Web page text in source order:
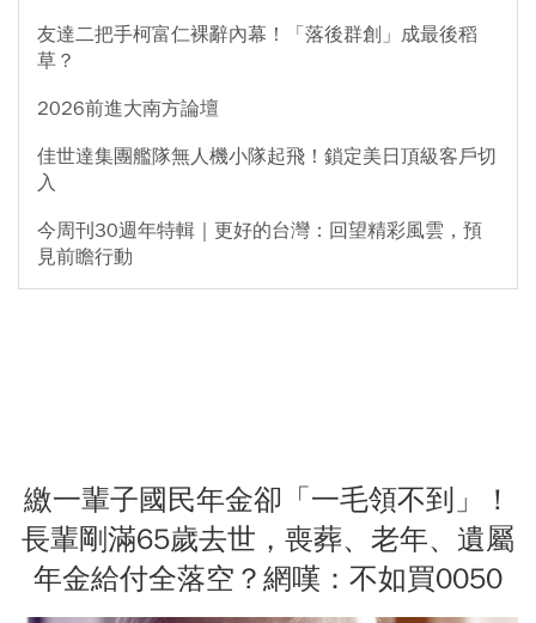
友達二把手柯富仁裸辭內幕！「落後群創」成最後稻
草？
2026前進大南方論壇
佳世達集團艦隊無人機小隊起飛！鎖定美日頂級客戶切
入
今周刊30週年特輯｜更好的台灣：回望精彩風雲，預
見前瞻行動
繳一輩子國民年金卻「一毛領不到」！
長輩剛滿65歲去世，喪葬、老年、遺屬
年金給付全落空？網嘆：不如買0050